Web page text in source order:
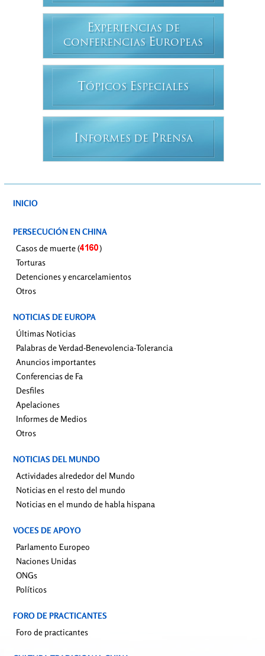
EXPERIENCIAS DE
CONFERENCIAS EUROPEAS
T ÓPICOS ESPECIALES
INFORMES DE PRENSA
INICIO
PERSECUCIÓN EN CHINA
Casos de muerte (
)
Torturas
Detenciones y encarcelamientos
Otros
NOTICIAS DE EUROPA
Últimas Noticias
Palabras de Verdad-Benevolencia-Tolerancia
Anuncios importantes
Conferencias de Fa
Desfiles
Apelaciones
Informes de Medios
Otros
NOTICIAS DEL MUNDO
Actividades alrededor del Mundo
Noticias en el resto del mundo
Noticias en el mundo de habla hispana
VOCES DE APOYO
Parlamento Europeo
Naciones Unidas
ONGs
Políticos
FORO DE PRACTICANTES
Foro de practicantes